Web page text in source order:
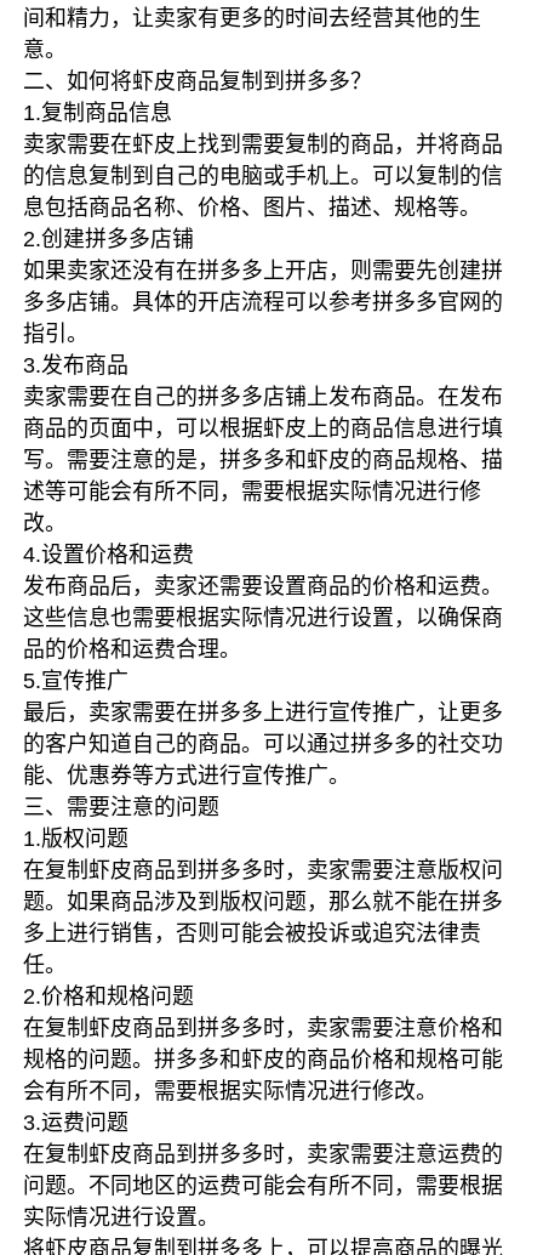
间和精力，让卖家有更多的时间去经营其他的生
意。
二、如何将虾皮商品复制到拼多多？
1.复制商品信息
卖家需要在虾皮上找到需要复制的商品，并将商品
的信息复制到自己的电脑或手机上。可以复制的信
息包括商品名称、价格、图片、描述、规格等。
2.创建拼多多店铺
如果卖家还没有在拼多多上开店，则需要先创建拼
多多店铺。具体的开店流程可以参考拼多多官网的
指引。
3.发布商品
卖家需要在自己的拼多多店铺上发布商品。在发布
商品的页面中，可以根据虾皮上的商品信息进行填
写。需要注意的是，拼多多和虾皮的商品规格、描
述等可能会有所不同，需要根据实际情况进行修
改。
4.设置价格和运费
发布商品后，卖家还需要设置商品的价格和运费。
这些信息也需要根据实际情况进行设置，以确保商
品的价格和运费合理。
5.宣传推广
最后，卖家需要在拼多多上进行宣传推广，让更多
的客户知道自己的商品。可以通过拼多多的社交功
能、优惠券等方式进行宣传推广。
三、需要注意的问题
1.版权问题
在复制虾皮商品到拼多多时，卖家需要注意版权问
题。如果商品涉及到版权问题，那么就不能在拼多
多上进行销售，否则可能会被投诉或追究法律责
任。
2.价格和规格问题
在复制虾皮商品到拼多多时，卖家需要注意价格和
规格的问题。拼多多和虾皮的商品价格和规格可能
会有所不同，需要根据实际情况进行修改。
3.运费问题
在复制虾皮商品到拼多多时，卖家需要注意运费的
问题。不同地区的运费可能会有所不同，需要根据
实际情况进行设置。
将虾皮商品复制到拼多多上，可以提高商品的曝光